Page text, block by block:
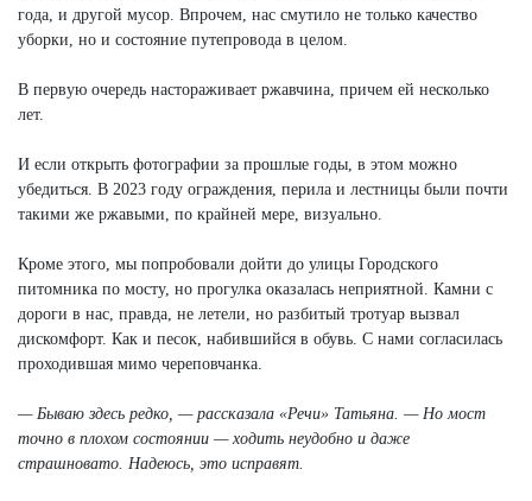
года, и другой мусор. Впрочем, нас смутило не только качество
уборки, но и состояние путепровода в целом.
В первую очередь настораживает ржавчина, причем ей несколько
лет.
И если открыть фотографии за прошлые годы, в этом можно
убедиться. В 2023 году ограждения, перила и лестницы были почти
такими же ржавыми, по крайней мере, визуально.
Кроме этого, мы попробовали дойти до улицы Городского
питомника по мосту, но прогулка оказалась неприятной. Камни с
дороги в нас, правда, не летели, но разбитый тротуар вызвал
дискомфорт. Как и песок, набившийся в обувь. С нами согласилась
проходившая мимо череповчанка.
— Бываю здесь редко, — рассказала «Речи» Татьяна. — Но мост
точно в плохом состоянии — ходить неудобно и даже
страшновато. Надеюсь, это исправят.